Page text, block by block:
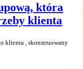
która
klienta
klienta , skonstruowany